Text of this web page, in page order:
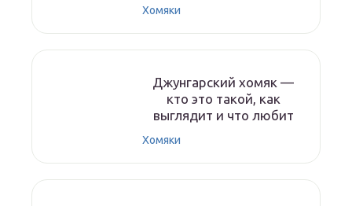
Хомяки
Джунгарский хомяк —
кто это такой, как
выглядит и что любит
Хомяки